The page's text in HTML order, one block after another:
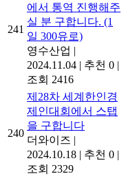
241
에서 통역 진행해주
실 분 구합니다. (1
일 300유로)
영수산업 |
2024.11.04 | 추천 0 |
조회 2416
240
제28차 세계한인경
제인대회에서 스탭
을 구합니다
더와이즈 |
2024.10.18 | 추천 0 |
조회 2329